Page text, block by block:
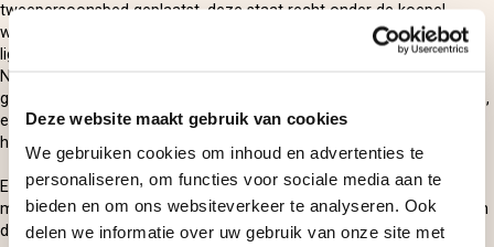
Deze website maakt gebruik van cookies
We gebruiken cookies om inhoud en advertenties te
personaliseren, om functies voor sociale media aan te
bieden en om ons websiteverkeer te analyseren. Ook
delen we informatie over uw gebruik van onze site met
tweepersoonsbed geplaatst, deze staat recht onder de koepel
waardoor je dus een prachtig uitzicht hebt terwijl je onder de lakens
ligt. In de woonkamer is een slaapbank geplaatst voor de kinderen.
Na het ontwaken staat er een heerlijk ontbijt voor je klaar en kun je
gaan genieten van de prachtige omgeving. De kubus staat in Lattrop,
een klein dorpje gelegen bij Ootmarsum en Enschede. Je zal dus
helemaal tot rust komen in deze prachtige omgeving.
Een unieke belevenis om samen met je partner of gezin mee te
maken. Boek nueen overnachting in een sterrenkubusen geniet van
de indrukwekkende sterrenhemel.